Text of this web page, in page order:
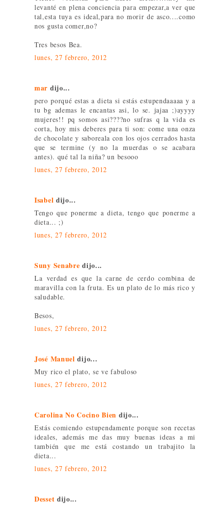
levanté en plena conciencia para empezar,a ver que
tal,esta tuya es ideal,para no morir de asco....como
nos gusta comer,no?
Tres besos Bea.
lunes, 27 febrero, 2012
mar dijo...
pero porqué estas a dieta si estás estupendaaaaa y a
tu bg ademas le encantas asi, lo se. jajaa ;)ayyyy
mujeres!! pq somos asi????no sufras q la vida es
corta, hoy mis deberes para ti son: come una onza
de chocolate y saboreala con los ojos cerrados hasta
que se termine (y no la muerdas o se acabara
antes). qué tal la niña? un besooo
lunes, 27 febrero, 2012
Isabel dijo...
Tengo que ponerme a dieta, tengo que ponerme a
dieta... ;)
lunes, 27 febrero, 2012
Suny Senabre dijo...
La verdad es que la carne de cerdo combina de
maravilla con la fruta. Es un plato de lo más rico y
saludable.
Besos,
lunes, 27 febrero, 2012
José Manuel dijo...
Muy rico el plato, se ve fabuloso
lunes, 27 febrero, 2012
Carolina No Cocino Bien dijo...
Estás comiendo estupendamente porque son recetas
ideales, además me das muy buenas ideas a mi
también que me está costando un trabajito la
dieta...
lunes, 27 febrero, 2012
Desset dijo...